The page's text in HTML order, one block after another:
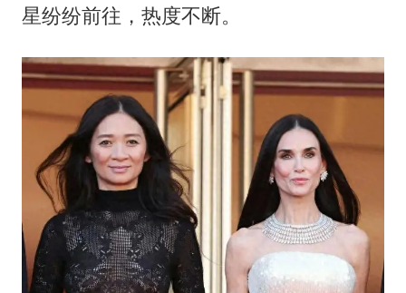
全民健身事业高质量发展
乐享全民健身 共筑健康中国
星纷纷前往，热度不断。